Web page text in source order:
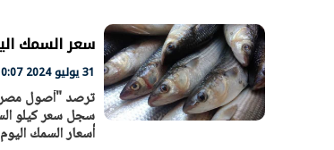
سعر السمك اليوم الأربعاء 31
31 يوليو 2024 10:07 ص
أسعار السمك اليوم الأربعاء 31 - 7 – 2024 سجل سعر كيلو السمك